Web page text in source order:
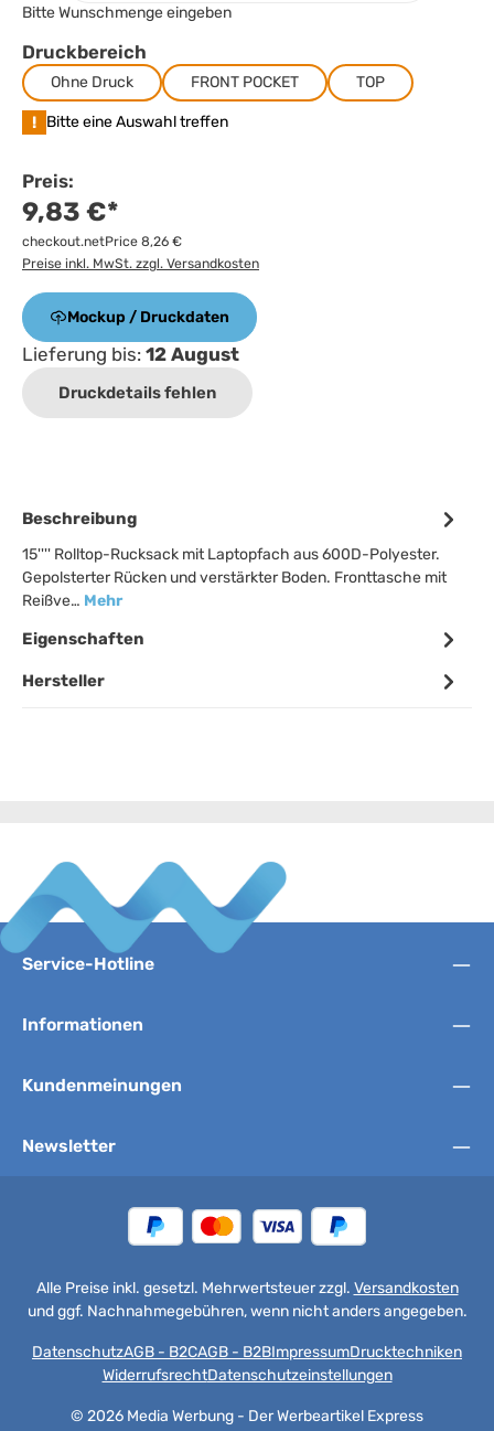
Bitte Wunschmenge eingeben
Druckbereich
Ohne Druck FRONT POCKET TOP
! Bitte eine Auswahl treffen
Preis:
9,83 €*
checkout.netPrice 8,26 €
Preise inkl. MwSt. zzgl. Versandkosten
Mockup / Druckdaten
Lieferung bis: 12 August
Druckdetails fehlen
Beschreibung
15'''' Rolltop-Rucksack mit Laptopfach aus 600D-Polyester.
Gepolsterter Rücken und verstärkter Boden. Fronttasche mit
Reißve… Mehr
Eigenschaften
Hersteller
Service-Hotline
Informationen
Kundenmeinungen
Newsletter
Alle Preise inkl. gesetzl. Mehrwertsteuer zzgl. Versandkosten
und ggf. Nachnahmegebühren, wenn nicht anders angegeben.
© 2026 Media Werbung - Der Werbeartikel Express
DatenschutzAGB - B2CAGB - B2BImpressumDrucktechniken
WiderrufsrechtDatenschutzeinstellungen